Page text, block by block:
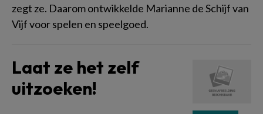
zegt ze. Daarom ontwikkelde Marianne de Schijf van
Vijf voor spelen en speelgoed.
Laat ze het zelf
uitzoeken!